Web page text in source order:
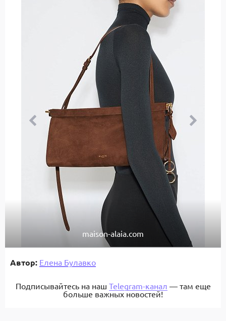
maison-alaia.com
Автор: Елена Булавко
Подписывайтесь на наш Telegram-канал — там еще
больше важных новостей!